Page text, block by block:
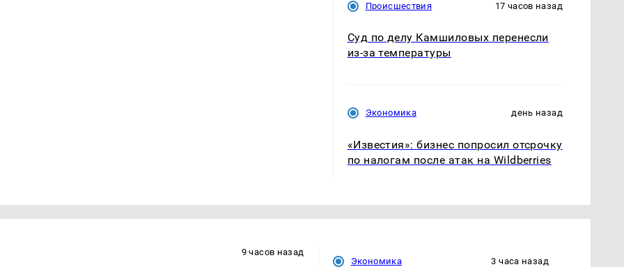
Происшествия 17 часов назад
Суд по делу Камшиловых перенесли
из-за температуры
Экономика день назад
«Известия»: бизнес попросил отсрочку
по налогам после атак на Wildberries
9 часов назад
Экономика 3 часа назад